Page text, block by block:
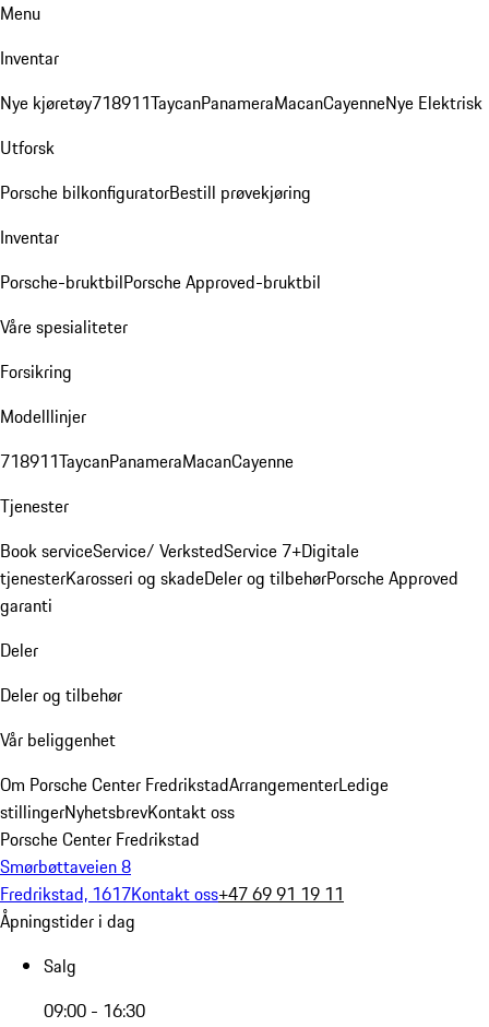
Menu
Inventar
Nye kjøretøy718911TaycanPanameraMacanCayenneNye Elektrisk
Utforsk
Porsche bilkonfiguratorBestill prøvekjøring
Inventar
Porsche-bruktbilPorsche Approved-bruktbil
Våre spesialiteter
Forsikring
Modelllinjer
718911TaycanPanameraMacanCayenne
Tjenester
Book serviceService/ VerkstedService 7+Digitale
tjenesterKarosseri og skadeDeler og tilbehørPorsche Approved
garanti
Deler
Deler og tilbehør
Vår beliggenhet
Om Porsche Center FredrikstadArrangementerLedige
stillingerNyhetsbrevKontakt oss
Porsche Center Fredrikstad
Smørbøttaveien 8
Fredrikstad, 1617Kontakt oss+47 69 91 19 11
Åpningstider i dag
Salg
09:00 - 16:30